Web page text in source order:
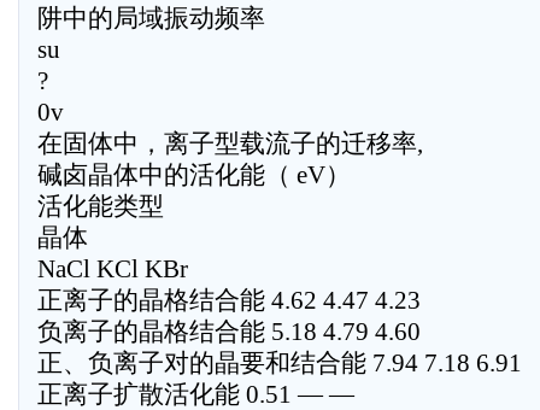
阱中的局域振动频率
su
?
0v
在固体中，离子型载流子的迁移率,
碱卤晶体中的活化能（ eV）
活化能类型
晶体
NaCl KCl KBr
正离子的晶格结合能 4.62 4.47 4.23
负离子的晶格结合能 5.18 4.79 4.60
正、负离子对的晶要和结合能 7.94 7.18 6.91
正离子扩散活化能 0.51 — —